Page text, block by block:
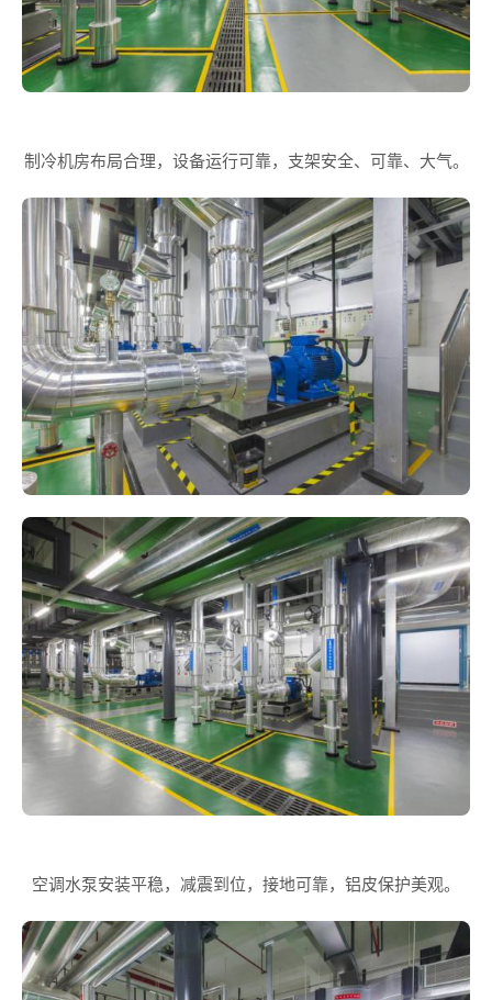
制冷机房布局合理，设备运行可靠，支架安全、可靠、大气。
空调水泵安装平稳，减震到位，接地可靠，铝皮保护美观。